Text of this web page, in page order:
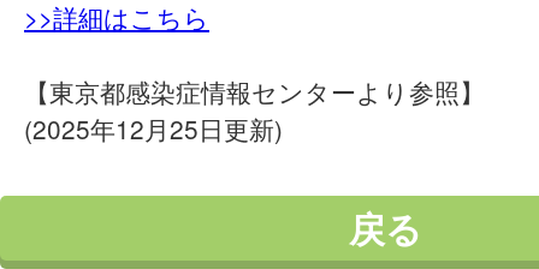
>>詳細はこちら
【東京都感染症情報センターより参照】
(2025年12月25日更新)
戻る